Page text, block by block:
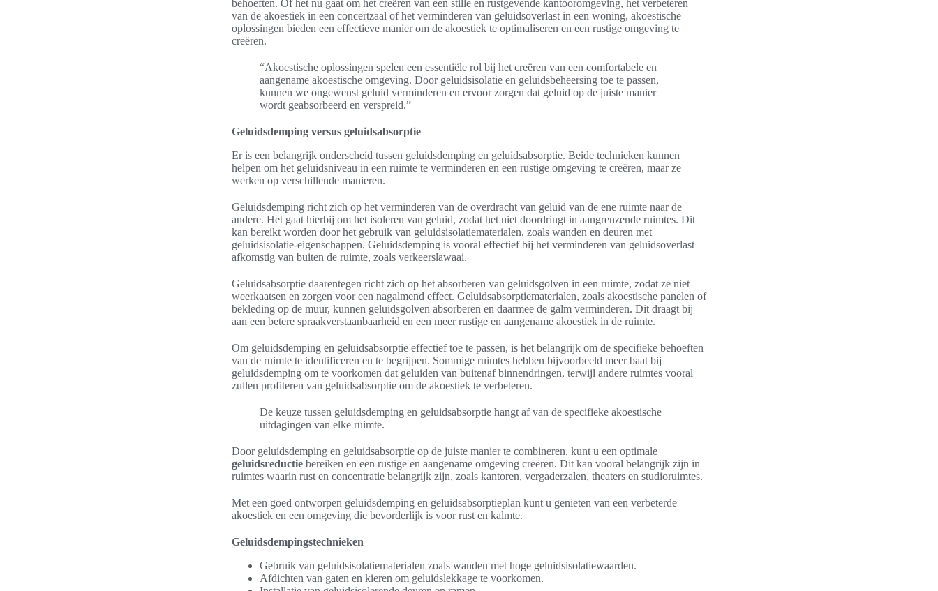
behoeften. Of het nu gaat om het creëren van een stille en rustgevende kantooromgeving, het verbeteren
van de akoestiek in een concertzaal of het verminderen van geluidsoverlast in een woning, akoestische
oplossingen bieden een effectieve manier om de akoestiek te optimaliseren en een rustige omgeving te
creëren.
“Akoestische oplossingen spelen een essentiële rol bij het creëren van een comfortabele en
aangename akoestische omgeving. Door geluidsisolatie en geluidsbeheersing toe te passen,
kunnen we ongewenst geluid verminderen en ervoor zorgen dat geluid op de juiste manier
wordt geabsorbeerd en verspreid.”
Geluidsdemping versus geluidsabsorptie
Er is een belangrijk onderscheid tussen geluidsdemping en geluidsabsorptie. Beide technieken kunnen
helpen om het geluidsniveau in een ruimte te verminderen en een rustige omgeving te creëren, maar ze
werken op verschillende manieren.
Geluidsdemping richt zich op het verminderen van de overdracht van geluid van de ene ruimte naar de
andere. Het gaat hierbij om het isoleren van geluid, zodat het niet doordringt in aangrenzende ruimtes. Dit
kan bereikt worden door het gebruik van geluidsisolatiematerialen, zoals wanden en deuren met
geluidsisolatie-eigenschappen. Geluidsdemping is vooral effectief bij het verminderen van geluidsoverlast
afkomstig van buiten de ruimte, zoals verkeerslawaai.
Geluidsabsorptie daarentegen richt zich op het absorberen van geluidsgolven in een ruimte, zodat ze niet
weerkaatsen en zorgen voor een nagalmend effect. Geluidsabsorptiematerialen, zoals akoestische panelen of
bekleding op de muur, kunnen geluidsgolven absorberen en daarmee de galm verminderen. Dit draagt bij
aan een betere spraakverstaanbaarheid en een meer rustige en aangename akoestiek in de ruimte.
Om geluidsdemping en geluidsabsorptie effectief toe te passen, is het belangrijk om de specifieke behoeften
van de ruimte te identificeren en te begrijpen. Sommige ruimtes hebben bijvoorbeeld meer baat bij
geluidsdemping om te voorkomen dat geluiden van buitenaf binnendringen, terwijl andere ruimtes vooral
zullen profiteren van geluidsabsorptie om de akoestiek te verbeteren.
De keuze tussen geluidsdemping en geluidsabsorptie hangt af van de specifieke akoestische
uitdagingen van elke ruimte.
Door geluidsdemping en geluidsabsorptie op de juiste manier te combineren, kunt u een optimale
geluidsreductie bereiken en een rustige en aangename omgeving creëren. Dit kan vooral belangrijk zijn in
ruimtes waarin rust en concentratie belangrijk zijn, zoals kantoren, vergaderzalen, theaters en studioruimtes.
Met een goed ontworpen geluidsdemping en geluidsabsorptieplan kunt u genieten van een verbeterde
akoestiek en een omgeving die bevorderlijk is voor rust en kalmte.
Geluidsdempingstechnieken
Gebruik van geluidsisolatiematerialen zoals wanden met hoge geluidsisolatiewaarden.
Afdichten van gaten en kieren om geluidslekkage te voorkomen.